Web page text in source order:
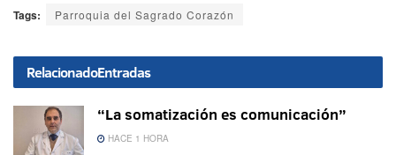
Tags: Parroquia del Sagrado Corazón
RelacionadoEntradas
“La somatización es comunicación”
HACE 1 HORA